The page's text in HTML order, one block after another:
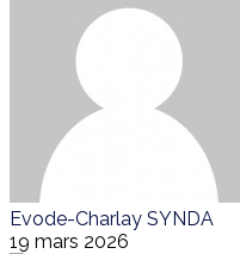
Evode-Charlay SYNDA
19 mars 2026